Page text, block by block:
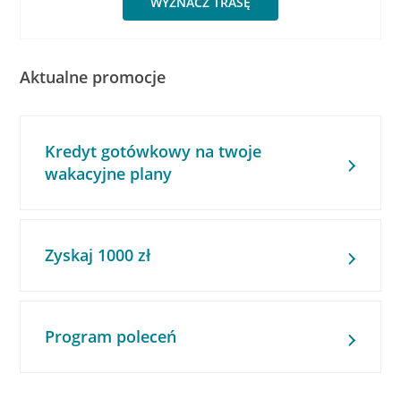
Aktualne promocje
Kredyt gotówkowy na twoje
wakacyjne plany
Zyskaj 1000 zł
Program poleceń